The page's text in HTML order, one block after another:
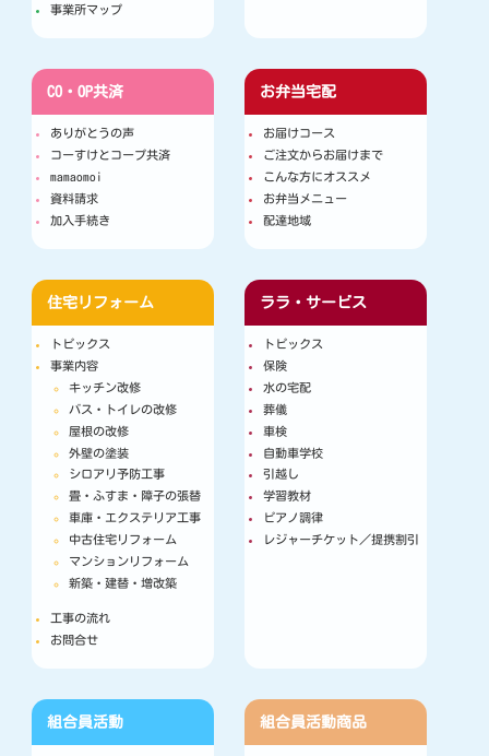
事業所マップ
CO・OP共済
ありがとうの声
コーすけとコープ共済
mamaomoi
資料請求
加入手続き
お弁当宅配
お届けコース
ご注文からお届けまで
こんな方にオススメ
お弁当メニュー
配達地域
住宅リフォーム
トピックス
事業内容
キッチン改修
バス・トイレの改修
屋根の改修
外壁の塗装
シロアリ予防工事
畳・ふすま・障子の張替
車庫・エクステリア工事
中古住宅リフォーム
マンションリフォーム
新築・建替・増改築
工事の流れ
お問合せ
ララ・サービス
トピックス
保険
水の宅配
葬儀
車検
自動車学校
引越し
学習教材
ピアノ調律
レジャーチケット／提携割引
組合員活動 組合員活動商品